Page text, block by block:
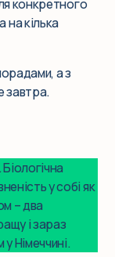
конкретного
кілька
а з
завтра.
у собі як
– два
і зараз
Німеччині.